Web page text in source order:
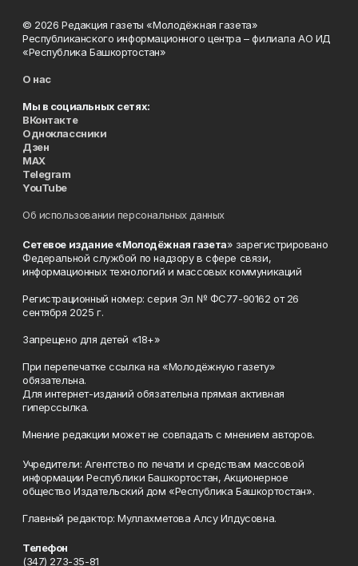
© 2026 Редакция газеты «Молодёжная газета»
Республиканского информационного центра – филиала АО ИД
«Республика Башкортостан»
О нас
Мы в социальных сетях:
ВКонтакте
Одноклассники
Дзен
MAX
Telegram
YouTube
Об использовании персональных данных
Сетевое издание «Молодёжная газета» зарегистрировано
Федеральной службой по надзору в сфере связи,
информационных технологий и массовых коммуникаций
Регистрационный номер: серия Эл № ФС77-90162 от 26
сентября 2025 г.
Запрещено для детей «18+»
При перепечатке ссылка на «Молодёжную газету»
обязательна.
Для интернет-изданий обязательна прямая активная
гиперссылка.
Мнение редакции может не совпадать с мнением авторов.
Учредители: Агентство по печати и средствам массовой
информации Республики Башкортостан, Акционерное
общество Издательский дом «Республика Башкортостан».
Главный редактор: Муллахметова Алсу Илдусовна.
Телефон
(347) 273-35-81